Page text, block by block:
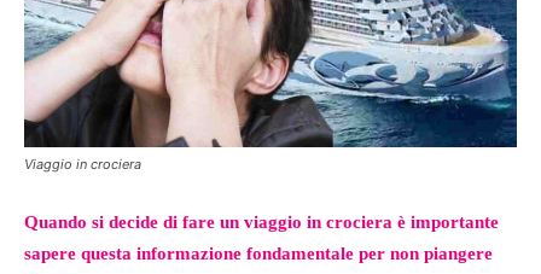
Viaggio in crociera
Quando si decide di fare un viaggio in crociera è importante
sapere questa informazione fondamentale per non piangere